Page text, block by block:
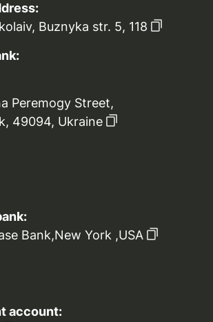
Buznyka str. 5, 118
Peremogy Street,
49094, Ukraine
Bank,New York ,USA
account: